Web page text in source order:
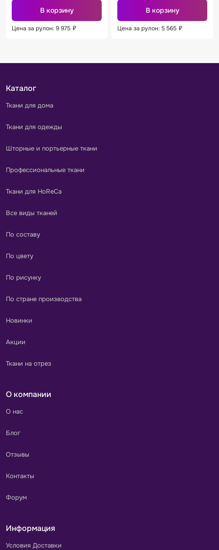
В корзину
Цена за рулон: 9 975 ₽
В корзину
Цена за рулон: 5 565 ₽
Каталог
Ткани для дома
Ткани для одежды
Шторные и портьерные ткани
Профессиональные ткани
Ткани для HoReCa
Все виды тканей
По составу
По цвету
По рисунку
По стране производства
Новинки
Акции
Ткани на отрез
О компании
О нас
Блог
Отзывы
Контакты
Форум
Информация
Условия Доставки